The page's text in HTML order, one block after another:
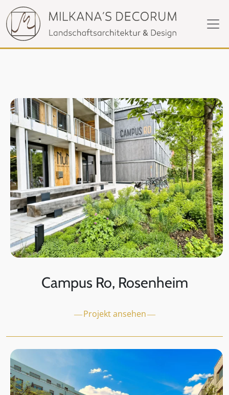
Campus Ro, Rosenheim
Projekt ansehen